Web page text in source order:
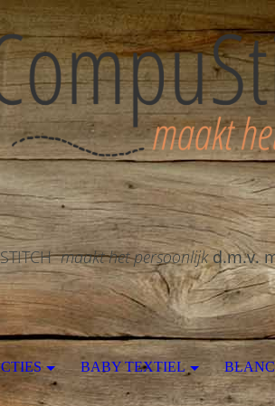
maakt het persoonlijk d.m.v.
BABY TEXTIEL